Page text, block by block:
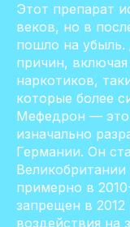
Этот препарат
веков, но в
пошло на убыль.
причин,
наркотиков,
которые более
Мефедрон — это
изначально
Германии. Он
примерно в
запрещен в 2012
воздействия на